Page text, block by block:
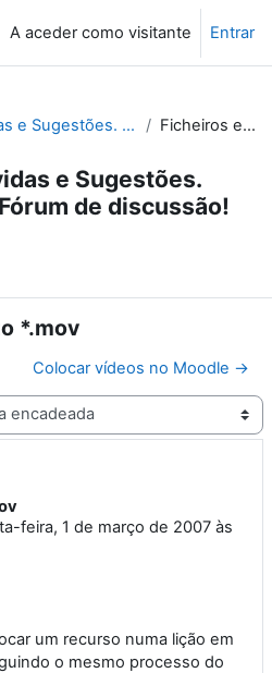
A aceder como visitante Entrar
Notícias, Dúvidas e Sugestões. Participe no Fórum de discussão! Ficheiros em formato *.mov
e Sugestões.
de discussão!
*.mov
Colocar vídeos no Moodle →
feira, 1 de março de 2007 às
um recurso numa lição em
o mesmo processo do